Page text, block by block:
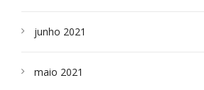
junho 2021
maio 2021